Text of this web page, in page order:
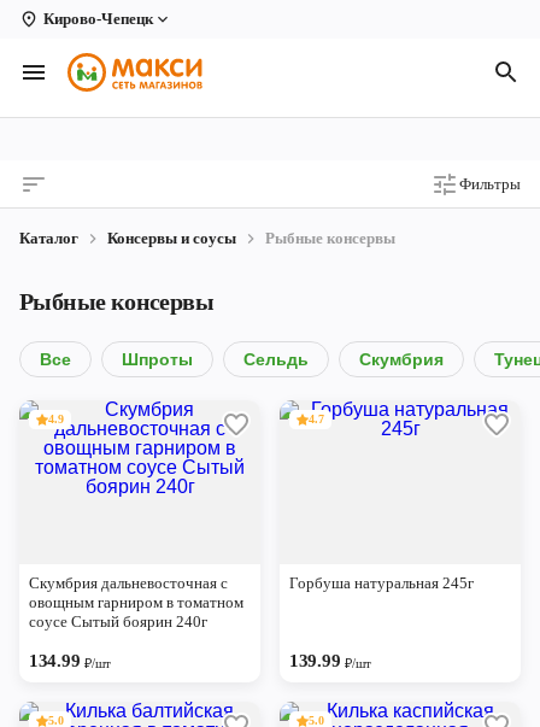
Кирово-Чепецк
Вологда
Архангельск
Киров
Коряжма
Котлас
Новодвинск
Рыбинск
Северодвинск
Ярославль
Фильтры
Каталог Консервы и соусы Рыбные консервы
Рыбные консервы
Все Шпроты Сельдь Скумбрия
4.9
Скумбрия дальневосточная с
овощным гарниром в томатном
соусе Сытый боярин 240г
134.99 ₽/шт
4.7
Горбуша натуральная 245г
139.99 ₽/шт
5.0 5.0